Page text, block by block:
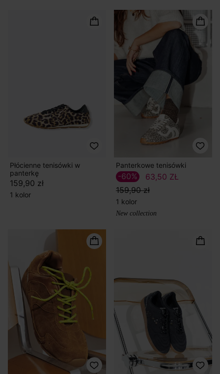
Płócienne tenisówki w
panterkę
159,90 zł
1 kolor
Panterkowe tenisówki
63,50 ZŁ
159,90 zł
-60%
1 kolor
New collection